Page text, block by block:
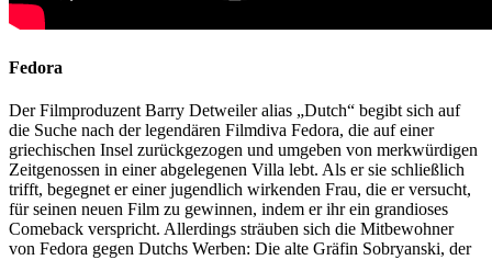
Fedora
Der Filmproduzent Barry Detweiler alias „Dutch“ begibt sich auf
die Suche nach der legendären Filmdiva Fedora, die auf einer
griechischen Insel zurückgezogen und umgeben von merkwürdigen
Zeitgenossen in einer abgelegenen Villa lebt. Als er sie schließlich
trifft, begegnet er einer jugendlich wirkenden Frau, die er versucht,
für seinen neuen Film zu gewinnen, indem er ihr ein grandioses
Comeback verspricht. Allerdings sträuben sich die Mitbewohner
von Fedora gegen Dutchs Werben: Die alte Gräfin Sobryanski, der